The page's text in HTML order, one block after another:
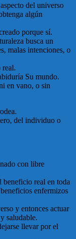
del universo
algún
porque sí.
busca un
malas intenciones, o
real.
Su mundo.
en vano, o sin
del individuo o
con libre
beneficio real en toda
enfermizos
y entonces actuar
saludable.
llevar por el